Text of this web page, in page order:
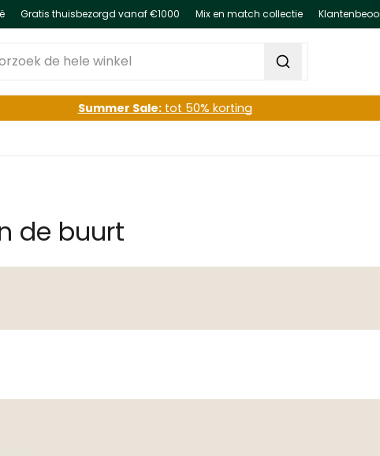
Gratis thuisbezorgd vanaf €1000 Mix en match collectie
Summer Sale:tot 50% korting
de buurt